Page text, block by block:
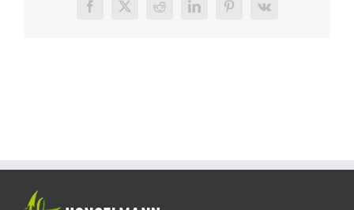
Facebook
X RedditLinkedInPinterest
Vk